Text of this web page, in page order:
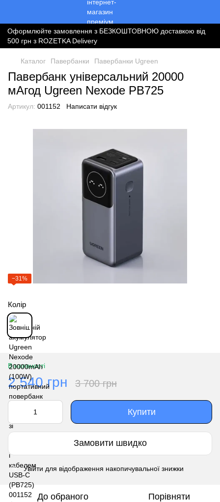
Оформлюйте замовлення з БЕЗКОШТОВНОЮ доставкою від
500 грн з ROZETKA Delivery
Каталог Павербанки Павербанки Ugreen
Павербанк універсальний 20000
мАгод Ugreen Nexode PB725
Артикул: 001152 Написати відгук
−31%
Колір
В наявності
2 540 грн 3 700 грн
Купити
Замовити швидко
% Увійти для відображення накопичувальної знижки
До обраного Порівняти